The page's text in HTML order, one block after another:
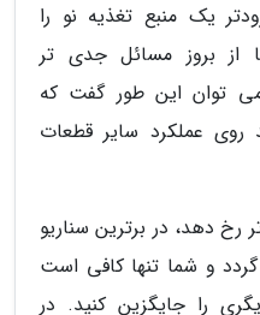
یک منبع تغذیه نو را
از بروز مسائل جدی تر
توان این طور گفت که
روی عملکرد سایر قطعات
رخ دهد، در برترین سناریو
و شما تنها کافی است
را جایگزین کنید. در